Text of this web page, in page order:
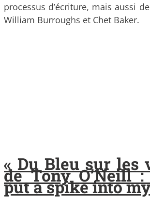
processus d’écriture, mais aussi
William Burroughs et Chet Baker.
« Du Bleu sur les
de Tony O’Neill
put a spike into